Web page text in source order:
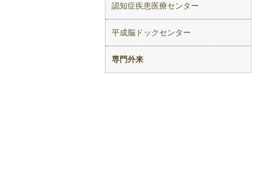
認知症疾患医療センター
平成脳ドックセンター
専門外来